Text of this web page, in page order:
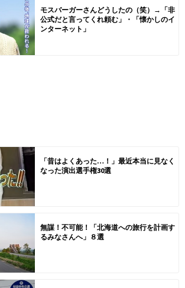
モスバーガーさんどうしたの（笑）→「非
公式だと言ってくれ頼む」・「懐かしのイ
ンターネット」
「昔はよくあった…！」最近本当に見なく
なった演出選手権30選
無謀！不可能！「北海道への旅行を計画す
るみなさんへ」８選